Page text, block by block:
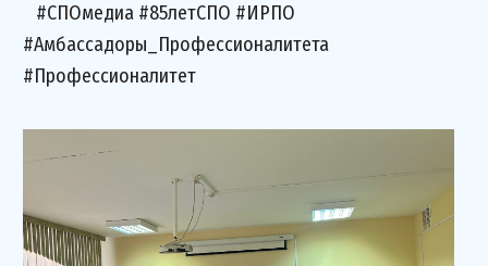
#СПОмедиа #85летСПО #ИРПО
#Амбассадоры_Профессионалитета
#Профессионалитет